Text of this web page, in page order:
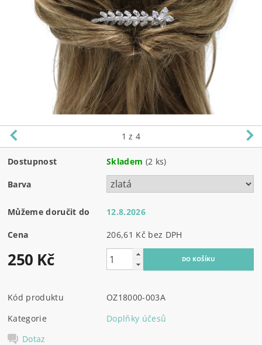
1 z 4
Dostupnost Skladem (2 ks)
Barva
Můžeme doručit do 12.8.2026
Cena 206,61 Kč bez DPH
250 Kč
Kód produktu
OZ18000-003A
Kategorie
Doplňky účesů
Dotaz